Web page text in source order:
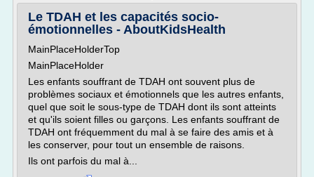
Le TDAH et les capacités socio-
émotionnelles - AboutKidsHealth
MainPlaceHolderTop
MainPlaceHolder
Les enfants souffrant de TDAH ont souvent plus de
problèmes sociaux et émotionnels que les autres enfants,
quel que soit le sous-type de TDAH dont ils sont atteints
et qu'ils soient filles ou garçons. Les enfants souffrant de
TDAH ont fréquemment du mal à se faire des amis et à
les conserver, pour tout un ensemble de raisons.
Ils ont parfois du mal à...